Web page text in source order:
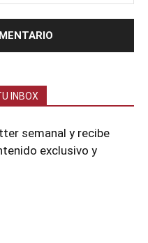
INBOX
semanal y recibe
exclusivo y